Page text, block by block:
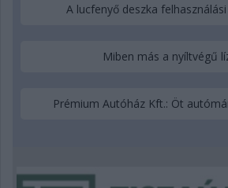
A lucfenyő deszka
Miben más a nyíltvégű
Prémium Autóház Kft.: Öt